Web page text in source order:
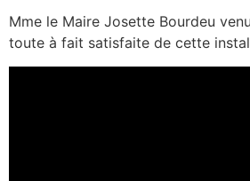
Mme le Maire Josette Bourdeu
toute à fait satisfaite de cette